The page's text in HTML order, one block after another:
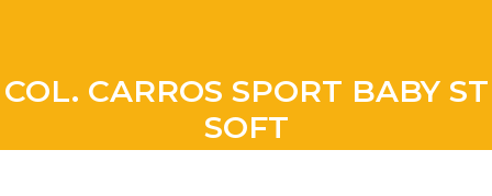
COL. CARROS SPORT BABY ST
SOFT